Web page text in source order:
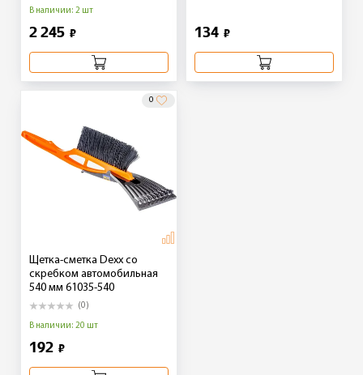
В наличии: 2 шт
2 245 ₽ 134 ₽
0
Щетка-сметка Dexx со
скребком автомобильная
540 мм 61035-540
(0)
В наличии: 20 шт
192 ₽